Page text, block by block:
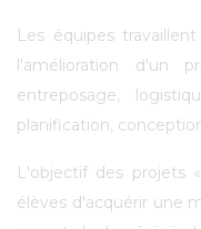
Les équipes
l'amélioration d'un
entreposage,
planification,
L'objectif des projets
élèves d'acquérir une